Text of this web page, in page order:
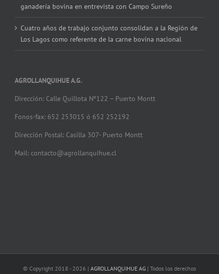
ganadería bovina en entrevista con Campo Sureño
Cuatro años de trabajo conjunto consolidan a la Región de
Los Lagos como referente de la carne bovina nacional
AGROLLANQUIHUE A.G.
Dirección: Calle Quillota Nº122 – Puerto Montt
Fonos-fax: 652 253015 ó 652 252192
Dirección Postal: Casilla 307- Puerto Montt
Mail: contacto@agrollanquihue.cl
© Copyright 2018 - 2026 | AGROLLANQUIHUE AG | Todos los derechos